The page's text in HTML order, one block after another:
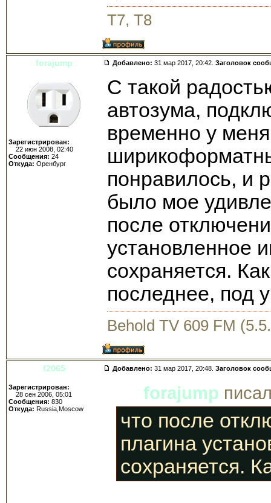
T7, T8
forajump Добавлено: 31 мар 2017, 20:42. Заголовок
Зарегистрирован:
22 июн 2008, 02:40
Сообщения: 24
Откуда: Оренбург
С такой
автозума,
временно у
понравилось, и
было мое
после
установленное
сохраняется.
последнее, под
Behold TV 609 FM
f2065 Добавлено: 31 мар 2017, 20:48. Заголовок
Зарегистрирован:
28 сен 2006, 05:01
Сообщения: 830
Откуда: Russia,Moscow
forajump
что после
плагина
сохраняется.